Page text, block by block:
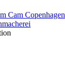
Cam Copenhagen